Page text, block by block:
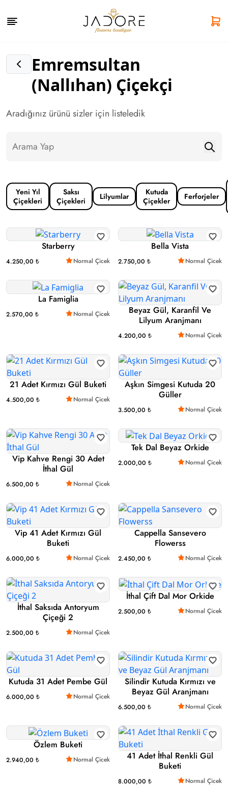
Emremsultan
(Nallıhan) Çiçekçi
Aradığınız ürünü sizler için listeledik
Yeni Yıl
Çiçekleri
Saksı
Çiçekleri
Lilyumlar
Kutuda
Çiçekler
Ferforjeler
Starberry
4.250,00 ₺ Normal Çicek
Bella Vista
2.750,00 ₺ Normal Çicek
La Famiglia
2.570,00 ₺ Normal Çicek
Beyaz Gül, Karanfil Ve
Lilyum Aranjmanı
4.200,00 ₺ Normal Çicek
21 Adet Kırmızı Gül Buketi
4.500,00 ₺ Normal Çicek
Aşkın Simgesi Kutuda 20
Güller
3.500,00 ₺ Normal Çicek
Vip Kahve Rengi 30 Adet
İthal Gül
6.500,00 ₺ Normal Çicek
Tek Dal Beyaz Orkide
2.000,00 ₺ Normal Çicek
Vip 41 Adet Kırmızı Gül
Buketi
6.000,00 ₺ Normal Çicek
Cappella Sansevero
Flowerss
2.450,00 ₺ Normal Çicek
İthal Saksıda Antoryum
Çiçeği 2
2.500,00 ₺ Normal Çicek
İthal Çift Dal Mor Orkide
2.500,00 ₺ Normal Çicek
Kutuda 31 Adet Pembe Gül
6.000,00 ₺ Normal Çicek
Silindir Kutuda Kırmızı ve
Beyaz Gül Aranjmanı
6.500,00 ₺ Normal Çicek
Özlem Buketi
2.940,00 ₺ Normal Çicek
41 Adet İthal Renkli Gül
Buketi
8.000,00 ₺ Normal Çicek